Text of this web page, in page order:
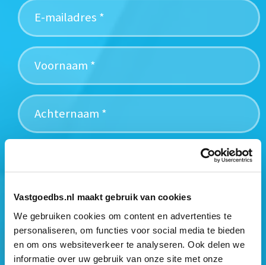
Vastgoedbs.nl maakt gebruik van cookies
We gebruiken cookies om content en advertenties te
personaliseren, om functies voor social media te bieden
en om ons websiteverkeer te analyseren. Ook delen we
informatie over uw gebruik van onze site met onze
Mogen wij jouw gegevens opslaan?
en mij te informeren over het laatste vastgoednieuws.